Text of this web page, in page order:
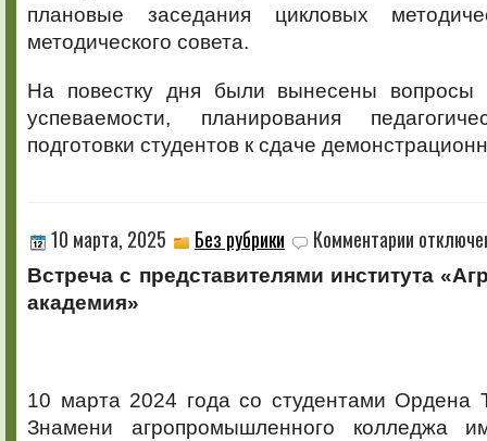
плановые заседания цикловых
методического совета.
На повестку дня были вынесены вопросы
успеваемости, планирования
подготовки студентов к сдаче
10 марта, 2025 Без рубрики Комментарии записи
Встреча с представителями института
академия»
10 марта 2024 года со студентами Ордена
Знамени агропромышленного колледжа